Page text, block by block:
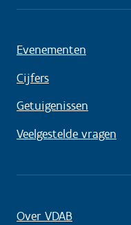
Evenementen
Cijfers
Getuigenissen
Veelgestelde vragen
Over VDAB